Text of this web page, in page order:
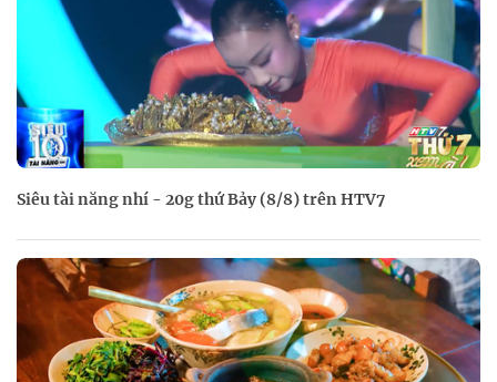
Siêu tài năng nhí - 20g thứ Bảy (8/8) trên HTV7